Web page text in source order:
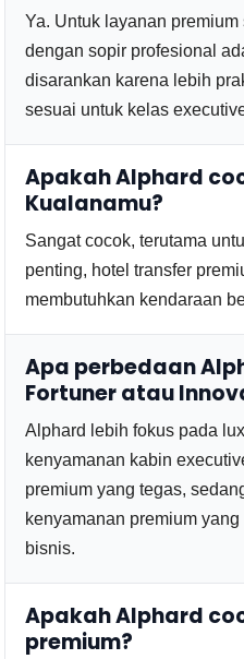
Ya. Untuk layanan
dengan sopir profesional
disarankan karena lebih
sesuai untuk kelas
Apakah Alphard
Kualanamu?
Sangat cocok, terutama
penting, hotel transfer
membutuhkan kendaraan
Apa perbedaan
Fortuner atau
Alphard lebih fokus pada
kenyamanan kabin
premium yang tegas,
kenyamanan premium
bisnis.
Apakah Alphard
premium?